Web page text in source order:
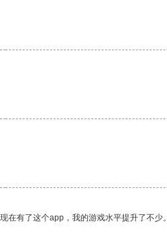
有了这个app，我的游戏水平提升了不少。